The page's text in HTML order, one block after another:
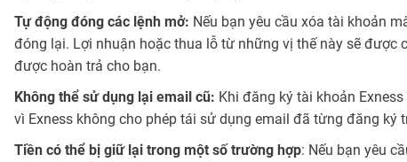
Tự động đóng các lệnh mở: Nếu bạn yêu cầu xóa tài khoản
đóng lại. Lợi nhuận hoặc thua lỗ từ những vị thế này sẽ
được hoàn trả cho bạn.
Không thể sử dụng lại email cũ: Khi đăng ký tài khoản
vì Exness không cho phép tái sử dụng email đã từng đăng ký
Tiền có thể bị giữ lại trong một số trường hợp: Nếu bạn yêu